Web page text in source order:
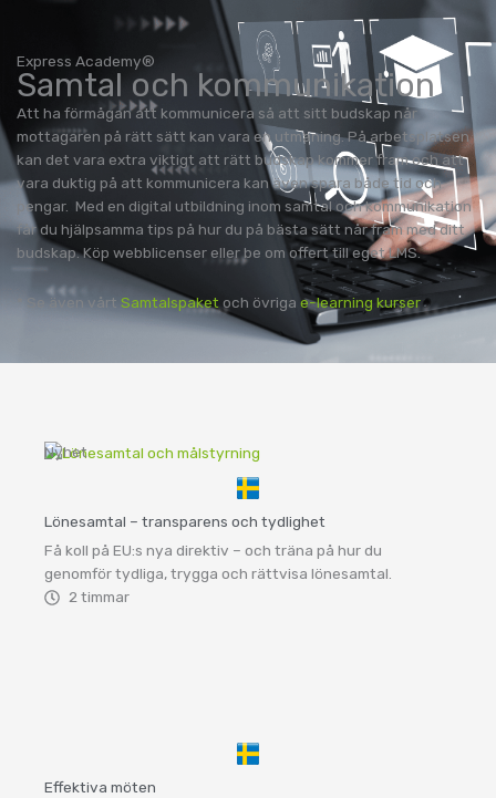
Express Academy®
Samtal och kommunikation
Att ha förmågan att kommunicera så att sitt budskap når
mottagaren på rätt sätt kan vara en utmaning. På arbetsplatsen
kan det vara extra viktigt att rätt budskap kommer fram och att
vara duktig på att kommunicera kan även spara både tid och
pengar. Med en digital utbildning inom samtal och kommunikation
får du hjälpsamma tips på hur du på bästa sätt når fram med ditt
budskap. Köp webblicenser eller be om offert till eget LMS.
* Se även vårt Samtalspaket och övriga e-learning kurser
Nyhet
Lönesamtal – transparens och tydlighet
Få koll på EU:s nya direktiv – och träna på hur du
genomför tydliga, trygga och rättvisa lönesamtal.
2 timmar
Effektiva möten